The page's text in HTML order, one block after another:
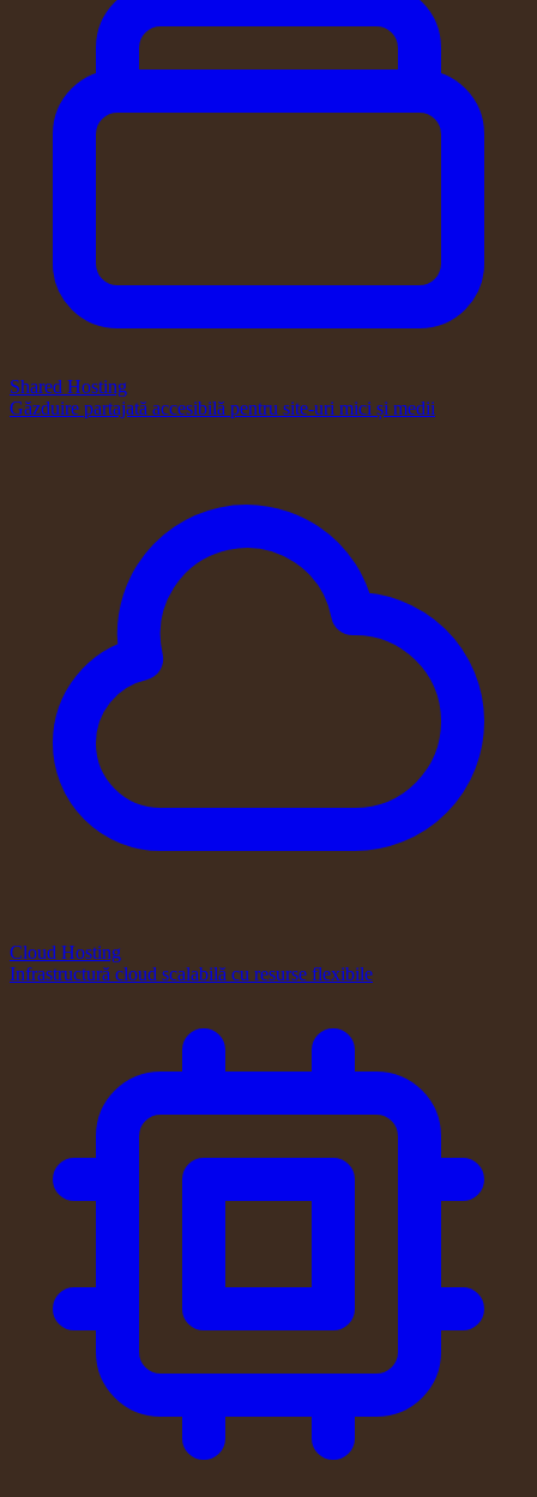
Shared Hosting
Găzduire partajată accesibilă pentru site-uri mici și medii
Cloud Hosting
Infrastructură cloud scalabilă cu resurse flexibile